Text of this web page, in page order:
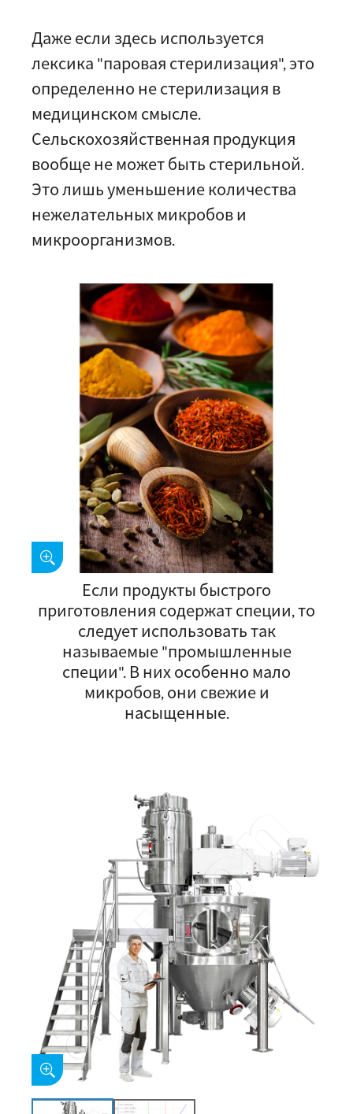
Даже если здесь используется
лексика "паровая стерилизация", это
определенно не стерилизация в
медицинском смысле.
Сельскохозяйственная продукция
вообще не может быть стерильной.
Это лишь уменьшение количества
нежелательных микробов и
микроорганизмов.
Если продукты быстрого
приготовления содержат специи, то
следует использовать так
называемые "промышленные
специи". В них особенно мало
микробов, они свежие и
насыщенные.